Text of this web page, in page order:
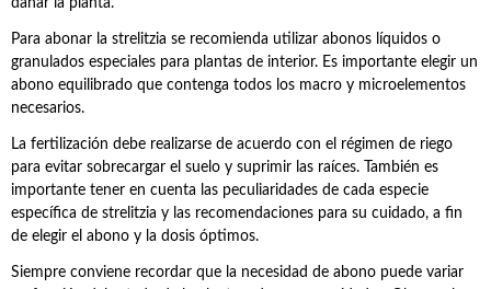
dañar la planta.
Para abonar la strelitzia se recomienda utilizar abonos líquidos o
granulados especiales para plantas de interior. Es importante elegir un
abono equilibrado que contenga todos los macro y microelementos
necesarios.
La fertilización debe realizarse de acuerdo con el régimen de riego
para evitar sobrecargar el suelo y suprimir las raíces. También es
importante tener en cuenta las peculiaridades de cada especie
específica de strelitzia y las recomendaciones para su cuidado, a fin
de elegir el abono y la dosis óptimos.
Siempre conviene recordar que la necesidad de abono puede variar